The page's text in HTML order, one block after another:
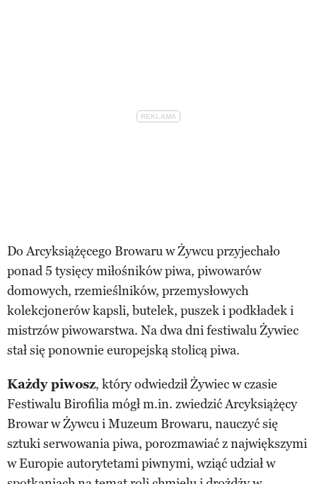
Do Arcyksiążęcego Browaru w Żywcu przyjechało
ponad 5 tysięcy miłośników piwa, piwowarów
domowych, rzemieślników, przemysłowych
kolekcjonerów kapsli, butelek, puszek i podkładek i
mistrzów piwowarstwa. Na dwa dni festiwalu Żywiec
stał się ponownie europejską stolicą piwa.
Każdy piwosz, który odwiedził Żywiec w czasie
Festiwalu Birofilia mógł m.in. zwiedzić Arcyksiążęcy
Browar w Żywcu i Muzeum Browaru, nauczyć się
sztuki serwowania piwa, porozmawiać z największymi
w Europie autorytetami piwnymi, wziąć udział w